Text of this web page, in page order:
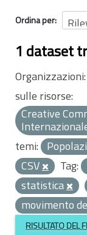
Ordina per
1 dataset
Organizzazioni:
sulle risorse:
Creative
temi:
CSV
Tag:
statistica
movimento
RISULTATO DEL